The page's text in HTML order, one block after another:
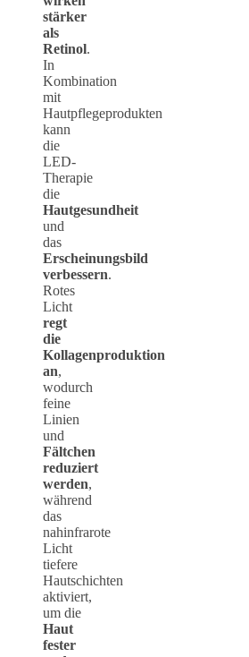
stärker
als
Retinol.
In
Kombination
mit
Hautpflegeprodukten
kann
die
LED-
Therapie
die
Hautgesundheit
und
das
Erscheinungsbild
verbessern.
Rotes
Licht
regt
die
Kollagenproduktion
an,
wodurch
feine
Linien
und
Fältchen
reduziert
werden,
während
das
nahinfrarote
Licht
tiefere
Hautschichten
aktiviert,
um die
Haut
fester